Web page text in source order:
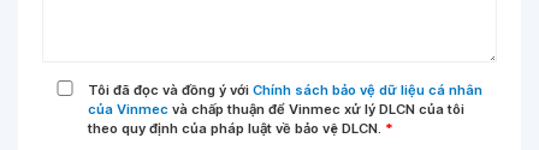
Tôi đã đọc và đồng ý với Chính sách bảo vệ dữ liệu cá nhân
của Vinmec và chấp thuận để Vinmec xử lý DLCN của tôi
theo quy định của pháp luật về bảo vệ DLCN. *